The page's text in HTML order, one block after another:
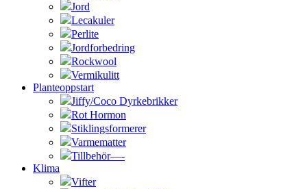
Jord
Lecakuler
Perlite
Jordforbedring
Rockwool
Vermikulitt
Planteoppstart
Jiffy/Coco Dyrkebrikker
Rot Hormon
Stiklingsformerer
Varmematter
Tillbehör—-
Klima
Vifter